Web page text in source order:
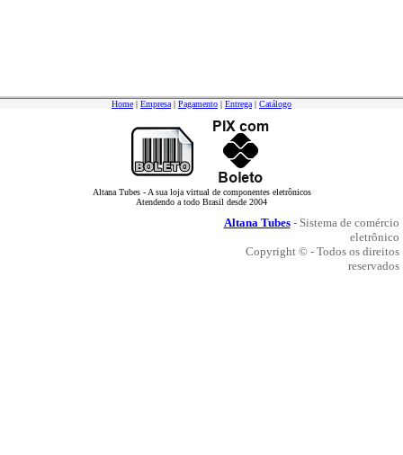
Home | Empresa | Pagamento | Entrega | Catálogo
Altana Tubes - A sua loja virtual de componentes eletrônicos
Atendendo a todo Brasil desde 2004
Altana Tubes- Sistema de comércio
eletrônico
Copyright © - Todos os direitos
reservados